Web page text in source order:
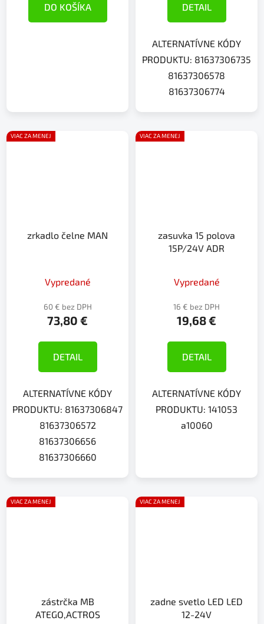
DO KOŠÍKA DETAIL
ALTERNATÍVNE KÓDY
PRODUKTU: 81637306735
81637306578
81637306774
VIAC ZA MENEJ
zrkadlo čelne MAN
Vypredané
60 € bez DPH
73,80 €
DETAIL
ALTERNATÍVNE KÓDY
PRODUKTU: 81637306847
81637306572
81637306656
81637306660
VIAC ZA MENEJ
zasuvka 15 polova
15P/24V ADR
Vypredané
16 € bez DPH
19,68 €
DETAIL
ALTERNATÍVNE KÓDY
PRODUKTU: 141053
a10060
VIAC ZA MENEJ
zástrčka MB
ATEGO,ACTROS
VIAC ZA MENEJ
zadne svetlo LED LED
12-24V